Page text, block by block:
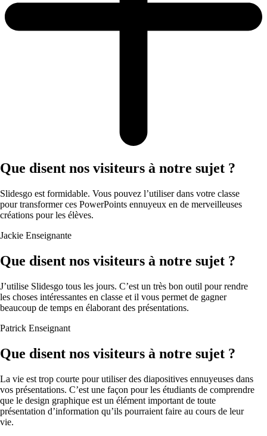
Que disent nos visiteurs à notre sujet ?
Slidesgo est formidable. Vous pouvez l’utiliser dans votre classe
pour transformer ces PowerPoints ennuyeux en de merveilleuses
créations pour les élèves.
Jackie Enseignante
Que disent nos visiteurs à notre sujet ?
J’utilise Slidesgo tous les jours. C’est un très bon outil pour rendre
les choses intéressantes en classe et il vous permet de gagner
beaucoup de temps en élaborant des présentations.
Patrick Enseignant
Que disent nos visiteurs à notre sujet ?
La vie est trop courte pour utiliser des diapositives ennuyeuses dans
vos présentations. C’est une façon pour les étudiants de comprendre
que le design graphique est un élément important de toute
présentation d’information qu’ils pourraient faire au cours de leur
vie.